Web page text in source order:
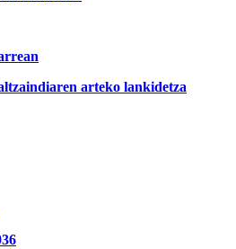
arteko lankidetza